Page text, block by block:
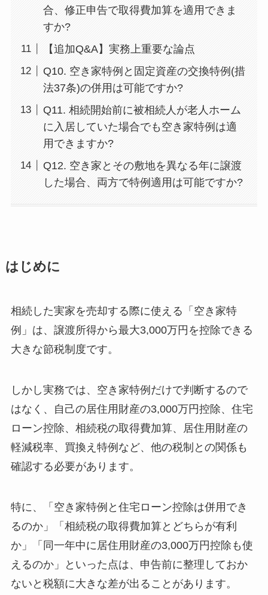
合、修正申告で取得費加算を適用できま
すか?
【追加Q&A】実務上重要な論点
Q10. 空き家特例と固定資産の交換特例(措
法37条)の併用は可能ですか?
Q11. 相続開始前に被相続人が老人ホーム
に入居していた場合でも空き家特例は適
用できますか?
Q12. 空き家とその敷地を異なる年に譲渡
した場合、両方で特例適用は可能ですか?
はじめに
相続した実家を売却する際に使える「空き家特
例」は、譲渡所得から最大3,000万円を控除できる
大きな節税制度です。
しかし実務では、空き家特例だけで判断するので
はなく、自己の居住用財産の3,000万円控除、住宅
ローン控除、相続税の取得費加算、居住用財産の
軽減税率、買換え特例など、他の税制との関係も
確認する必要があります。
特に、「空き家特例と住宅ローン控除は併用でき
るのか」「相続税の取得費加算とどちらが有利
か」「同一年中に居住用財産の3,000万円控除も使
えるのか」といった点は、申告前に整理しておか
ないと税額に大きな差が出ることがあります。